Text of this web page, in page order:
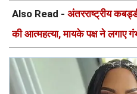
Also Read - अंतरराष्ट्रीय
की आत्महत्या, मायके पक्ष ने लगाए